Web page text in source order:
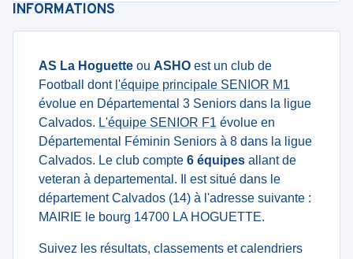
INFORMATIONS
AS La Hoguette ou ASHO est un club de
Football dont l'équipe principale SENIOR M1
évolue en Départemental 3 Seniors dans la ligue
Calvados. L'équipe SENIOR F1 évolue en
Départemental Féminin Seniors à 8 dans la ligue
Calvados. Le club compte 6 équipes allant de
veteran à departemental. Il est situé dans le
département Calvados (14) à l'adresse suivante :
MAIRIE le bourg 14700 LA HOGUETTE.
Suivez les résultats, classements et calendriers